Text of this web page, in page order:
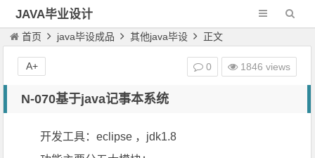
JAVA毕业设计
首页 java毕设成品 其他java毕设 正文
N-070基于java记事本系统
开发工具：eclipse ，jdk1.8
0 1846 views
A+